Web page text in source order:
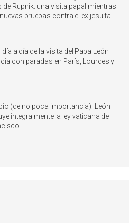
Rupnik: una visita papal mientras
pruebas contra el ex jesuita
día a día de la visita del Papa León
con paradas en París, Lourdes y
(de no poca importancia): León
integralmente la ley vaticana de